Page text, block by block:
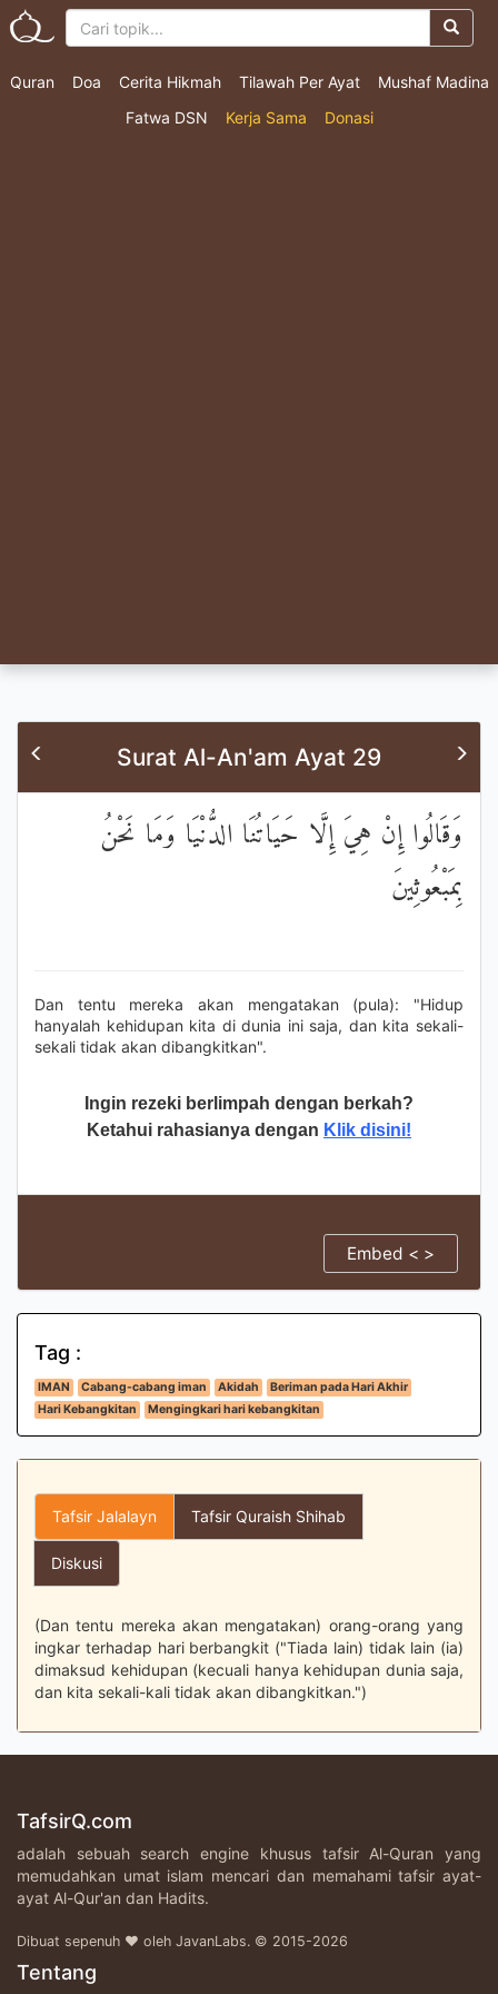
Quran Doa Cerita Hikmah Tilawah Per Ayat
Mushaf Madina
Fatwa DSN
Kerja Sama Donasi
Surat Al-An'am Ayat 29
وَقَالُوا إِنْ هِيَ إِلَّا حَيَاتُنَا الدُّنْيَا وَمَا نَحْنُ
بِمَبْعُوثِينَ
Dan tentu mereka akan mengatakan (pula): "Hidup
hanyalah kehidupan kita di dunia ini saja, dan kita sekali-
sekali tidak akan dibangkitkan".
Ingin rezeki berlimpah dengan berkah?
Ketahui rahasianya dengan Klik disini!
Embed < >
Tag :
IMAN Cabang-cabang iman Akidah
Beriman pada Hari Akhir
Hari Kebangkitan
Mengingkari hari kebangkitan
Tafsir Jalalayn Tafsir Quraish Shihab
Diskusi
(Dan tentu mereka akan mengatakan) orang-orang yang
ingkar terhadap hari berbangkit ("Tiada lain) tidak lain (ia)
dimaksud kehidupan (kecuali hanya kehidupan dunia saja,
dan kita sekali-kali tidak akan dibangkitkan.")
TafsirQ.com
adalah sebuah search engine khusus tafsir Al-Quran yang
memudahkan umat islam mencari dan memahami tafsir ayat-
ayat Al-Qur'an dan Hadits.
Dibuat sepenuh ♥ oleh JavanLabs. © 2015-2026
Tentang